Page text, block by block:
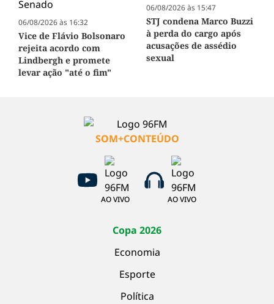
06/08/2026 às 16:32
Vice de Flávio Bolsonaro
rejeita acordo com
Lindbergh e promete
levar ação "até o fim"
06/08/2026 às 15:47
STJ condena Marco Buzzi
à perda do cargo após
acusações de assédio
sexual
SOM+CONTEÚDO
AO VIVO AO VIVO
Copa 2026
Economia
Esporte
Política